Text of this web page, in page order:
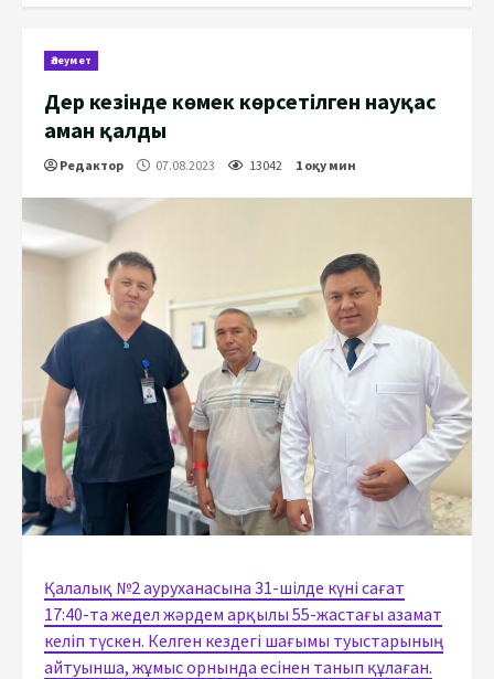
Әлеумет
Дер кезінде көмек көрсетілген науқас
аман қалды
Редактор 07.08.2023 13042 1 оқу мин
Қалалық №2 ауруханасына 31-шілде күні сағат
17:40-та жедел жәрдем арқылы 55-жастағы азамат
келіп түскен. Келген кездегі шағымы туыстарының
айтуынша, жұмыс орнында есінен танып құлаған.